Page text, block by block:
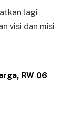
lagi
visi dan misi
RW 06